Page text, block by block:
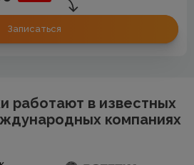
Записаться
работают в известных
компаниях